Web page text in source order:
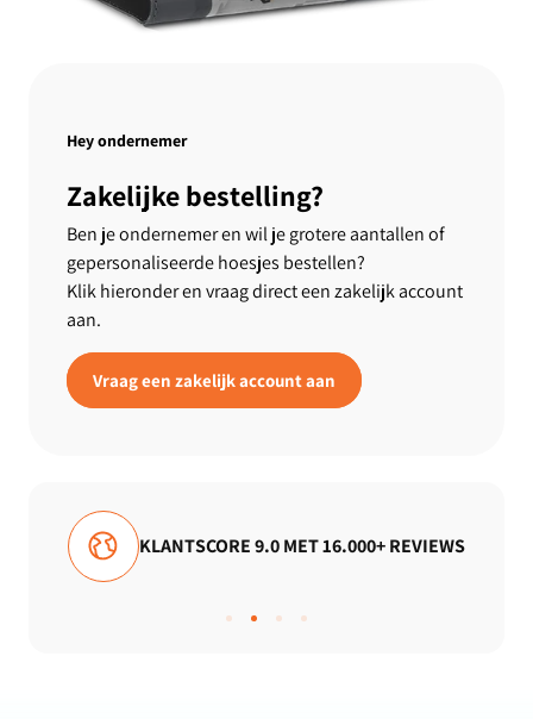
Hey ondernemer
Zakelijke bestelling?
Ben je ondernemer en wil je grotere aantallen of
gepersonaliseerde hoesjes bestellen?
Klik hieronder en vraag direct een zakelijk account
aan.
Vraag een zakelijk account aan
REVIEWS GRATIS VERZENDING